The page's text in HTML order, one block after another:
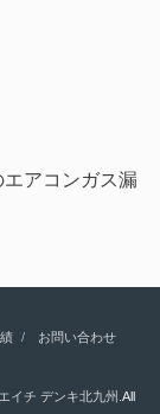
アコンガス漏
お問い合わせ
イチ デンキ北九州 .All